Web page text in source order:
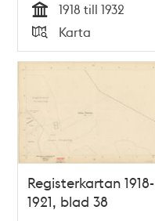
Tid
1918 till 1932
Typ
Karta
Registerkartan 1918-
1921, blad 38